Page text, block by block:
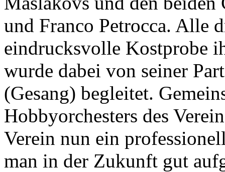
und Franco Petrocca. Alle
eindrucksvolle Kostprobe
wurde dabei von seiner
(Gesang) begleitet.
Hobbyorchesters des
Verein nun ein
man in der Zukunft gut